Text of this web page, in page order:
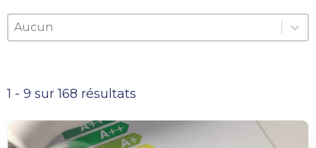
Trier par
Trier par
Trier par
1 - 9 sur 168 résultats